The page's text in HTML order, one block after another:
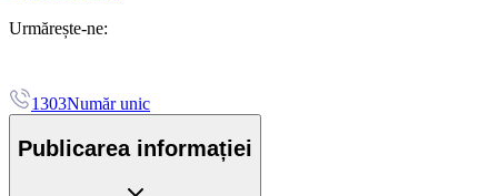
Urmărește-ne:
1303Număr unic
Publicarea informației